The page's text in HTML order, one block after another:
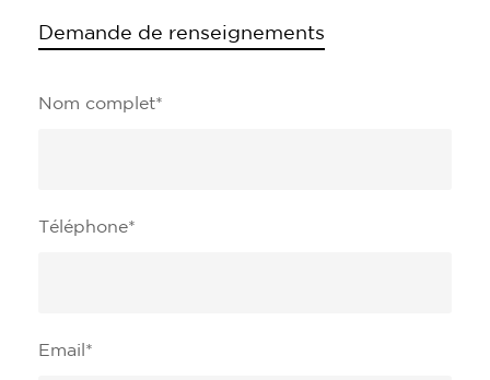
Demande de renseignements
Nom complet*
Téléphone*
Email *